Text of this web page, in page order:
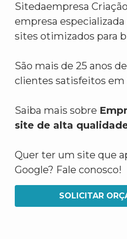
Sitedaempresa
empresa
sites otimizados para
São mais de 25 anos
clientes satisfeitos em
Saiba mais sobre
site de alta
Quer ter um site que
Google? Fale conosco!
SOLICITAR